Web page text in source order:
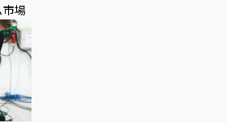
場